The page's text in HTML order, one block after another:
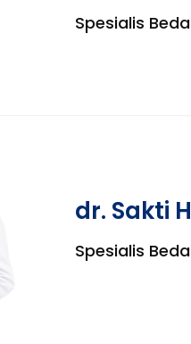
Spesialis
dr. Sakti
Spesialis